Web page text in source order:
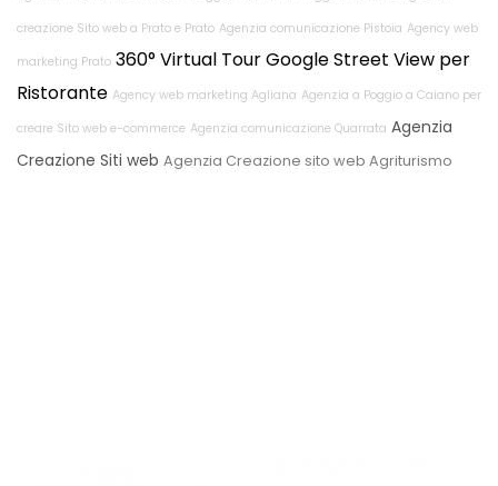
creazione Sito web a Prato e Prato Agenzia comunicazione Pistoia Agency web
marketing Prato 360° Virtual Tour Google Street View per
Ristorante Agency web marketing Agliana Agenzia a Poggio a Caiano per
creare Sito web e-commerce Agenzia comunicazione Quarrata Agenzia
Creazione Siti web Agenzia Creazione sito web Agriturismo